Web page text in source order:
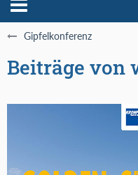
Gipfelkonferenz
Beiträge von